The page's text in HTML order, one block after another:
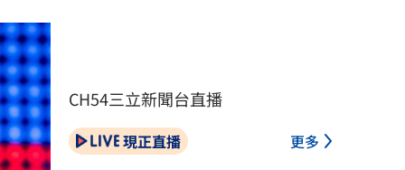
CH54三立新聞台直播
現正直播 更多